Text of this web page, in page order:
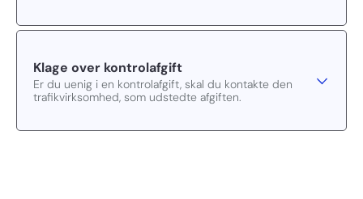
Klage over kontrolafgift
Er du uenig i en kontrolafgift, skal du kontakte den
trafikvirksomhed, som udstedte afgiften.